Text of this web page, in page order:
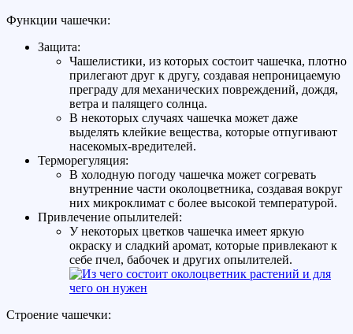
Функции чашечки:
Защита:
Чашелистики, из которых состоит чашечка, плотно
прилегают друг к другу, создавая непроницаемую
преграду для механических повреждений, дождя,
ветра и палящего солнца.
В некоторых случаях чашечка может даже
выделять клейкие вещества, которые отпугивают
насекомых-вредителей.
Терморегуляция:
В холодную погоду чашечка может согревать
внутренние части околоцветника, создавая вокруг
них микроклимат с более высокой температурой.
Привлечение опылителей:
У некоторых цветков чашечка имеет яркую
окраску и сладкий аромат, которые привлекают к
себе пчел, бабочек и других опылителей.
Строение чашечки: